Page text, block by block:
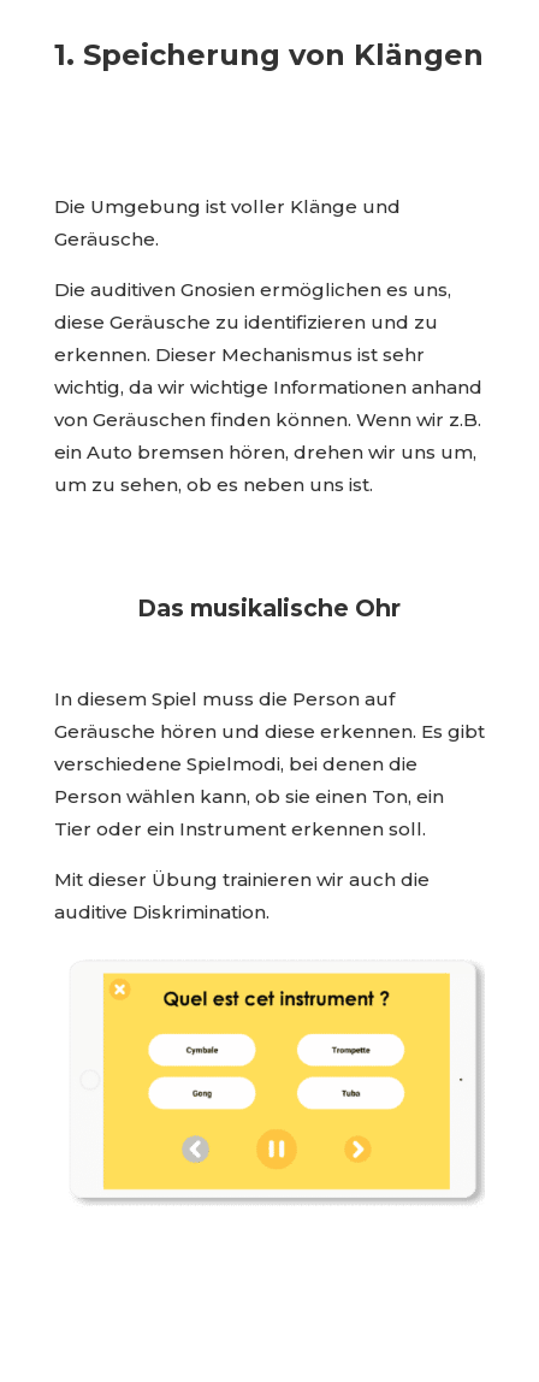
1. Speicherung von Klängen
Die Umgebung ist voller Klänge und
Geräusche.
Die auditiven Gnosien ermöglichen es uns,
diese Geräusche zu identifizieren und zu
erkennen. Dieser Mechanismus ist sehr
wichtig, da wir wichtige Informationen anhand
von Geräuschen finden können. Wenn wir z.B.
ein Auto bremsen hören, drehen wir uns um,
um zu sehen, ob es neben uns ist.
Das musikalische Ohr
In diesem Spiel muss die Person auf
Geräusche hören und diese erkennen. Es gibt
verschiedene Spielmodi, bei denen die
Person wählen kann, ob sie einen Ton, ein
Tier oder ein Instrument erkennen soll.
Mit dieser Übung trainieren wir auch die
auditive Diskrimination.